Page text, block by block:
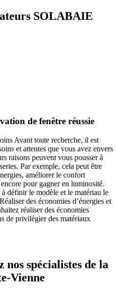
SOLABAIE
de fenêtre réussie
Avant toute recherche, il est
et attentes que vous avez envers
raisons peuvent vous pousser à
Par exemple, cela peut être
améliorer le confort
pour gagner en luminosité.
définir le modèle et le matériau le
des économies d’énergies et
réaliser des économies
de privilégier des matériaux
spécialistes de la
Vienne